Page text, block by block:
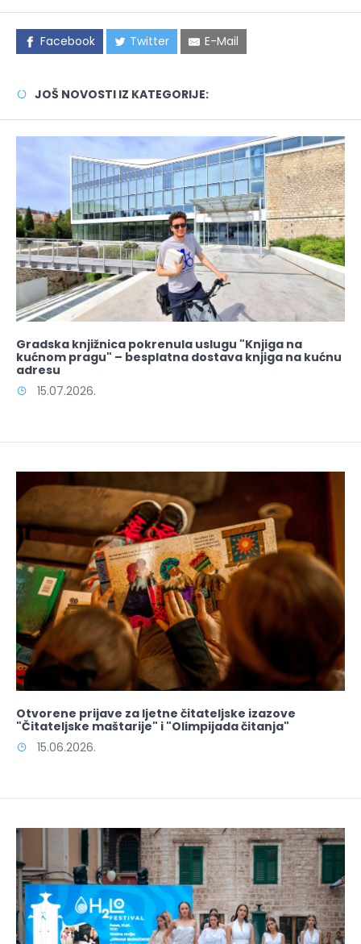
Facebook Twitter E-Mail
JOŠ NOVOSTI IZ KATEGORIJE:
Gradska knjižnica pokrenula uslugu "Knjiga na
kućnom pragu" – besplatna dostava knjiga na kućnu
adresu
15.07.2026.
Otvorene prijave za ljetne čitateljske izazove
"Čitateljske maštarije" i "Olimpijada čitanja"
15.06.2026.